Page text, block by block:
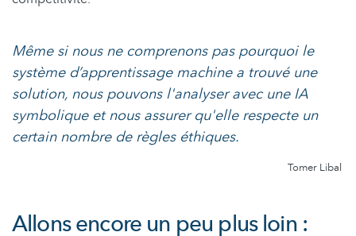
Même si nous ne comprenons pas pourquoi le
système d’apprentissage machine a trouvé une
solution, nous pouvons l'analyser avec une IA
symbolique et nous assurer qu'elle respecte un
certain nombre de règles éthiques.
Tomer Libal
Allons encore un peu plus loin :